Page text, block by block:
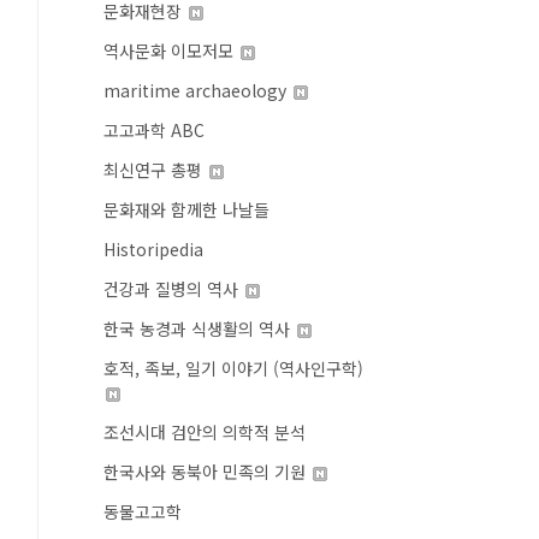
문화재현장
역사문화 이모저모
maritime archaeology
고고과학 ABC
최신연구 총평
문화재와 함께한 나날들
Historipedia
건강과 질병의 역사
한국 농경과 식생활의 역사
호적, 족보, 일기 이야기 (역사인구학)
조선시대 검안의 의학적 분석
한국사와 동북아 민족의 기원
동물고고학